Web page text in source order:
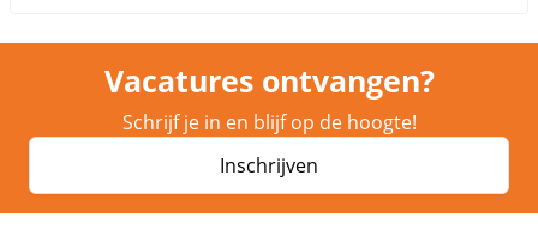
Vacatures ontvangen?
Schrijf je in en blijf op de hoogte!
Inschrijven